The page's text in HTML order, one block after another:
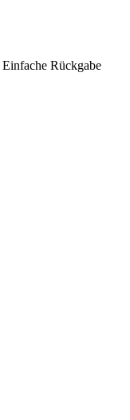
Einfache Rückgabe